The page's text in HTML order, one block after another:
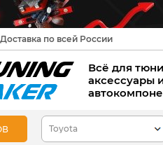
Доставка по всей России
Всё для
аксессуары